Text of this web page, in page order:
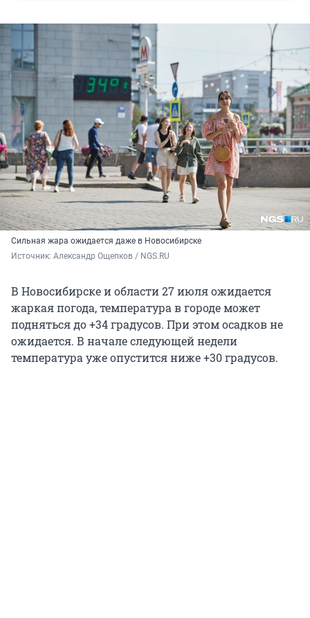
Сильная жара ожидается даже в Новосибирске
Источник: Александр Ощепков / NGS.RU
В Новосибирске и области 27 июля ожидается
жаркая погода, температура в городе может
подняться до +34 градусов. При этом осадков не
ожидается. В начале следующей недели
температура уже опустится ниже +30 градусов.